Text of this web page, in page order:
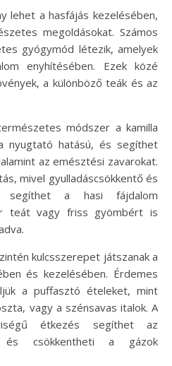
lehet a hasfájás kezelésében,
megoldásokat. Számos
gyógymód létezik, amelyek
enyhítésében. Ezek közé
a különböző teák és az
módszer a kamilla
nyugtató hatású, és segíthet
az emésztési zavarokat.
mivel gyulladáscsökkentő és
segíthet a hasi fájdalom
teát vagy friss gyömbért is
kulcsszerepet játszanak a
és kezelésében. Érdemes
a puffasztó ételeket, mint
vagy a szénsavas italok. A
étkezés segíthet az
és csökkentheti a gázok